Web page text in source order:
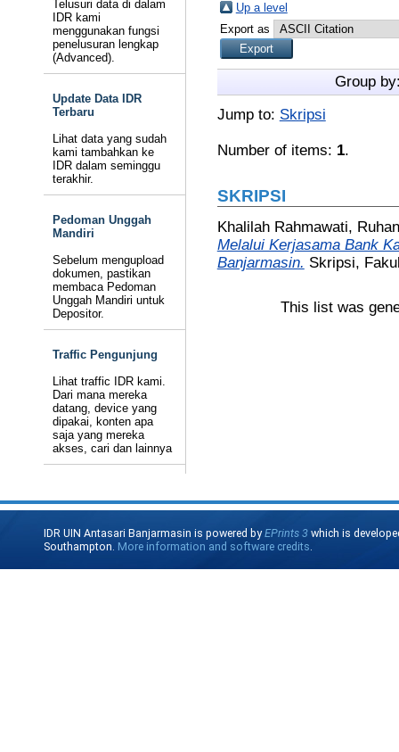
Telusuri data di dalam
IDR kami
menggunakan fungsi
penelusuran lengkap
(Advanced).
Update Data IDR
Terbaru
Lihat data yang sudah
kami tambahkan ke
IDR dalam seminggu
terakhir.
Pedoman Unggah
Mandiri
Sebelum mengupload
dokumen, pastikan
membaca Pedoman
Unggah Mandiri untuk
Depositor.
Traffic Pengunjung
Lihat traffic IDR kami.
Dari mana mereka
datang, device yang
dipakai, konten apa
saja yang mereka
akses, cari dan lainnya
Up a level
Export as
Group
Jump to: Skripsi
Number of items: 1.
SKRIPSI
Khalilah Rahmawati, Ruhan
Melalui Kerjasama Bank
Banjarmasin. Skripsi,
This list was
IDR UIN Antasari Banjarmasin is powered byEPrints 3 which is
Southampton. More information and software credits.